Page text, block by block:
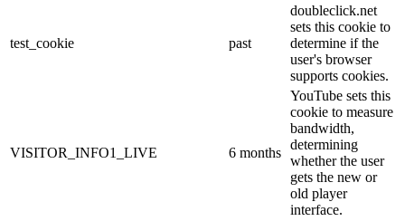
test_cookie past
doubleclick.net
sets this cookie to
determine if the
user's browser
supports cookies.
VISITOR_INFO1_LIVE 6 months
YouTube sets this
cookie to measure
bandwidth,
determining
whether the user
gets the new or
old player
interface.